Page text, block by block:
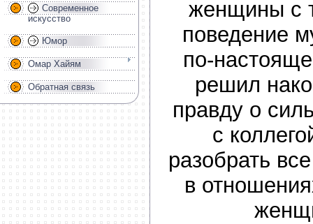
Современное
искусство
Юмор
Омар Хайям
Обратная связь
женщины с
поведение
по-
решил
правду о
с
разобрать
в